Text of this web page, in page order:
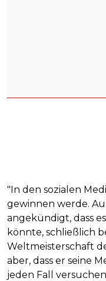
"In den sozialen
gewinnen werde.
angekündigt, dass
könnte, schließlich
Weltmeisterschaft
aber, dass er seine
jeden Fall